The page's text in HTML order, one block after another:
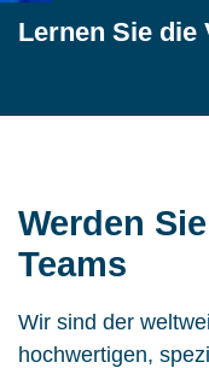
Lernen Sie die
Werden
Teams
Wir sind der
hochwertigen,